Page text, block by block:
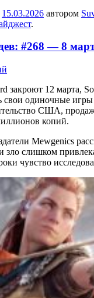
15.03.2026 автором
.
#268 — 8
закроют 12 марта,
свои одиночные
США,
копий.
Mewgenics
зло слишком
чувство